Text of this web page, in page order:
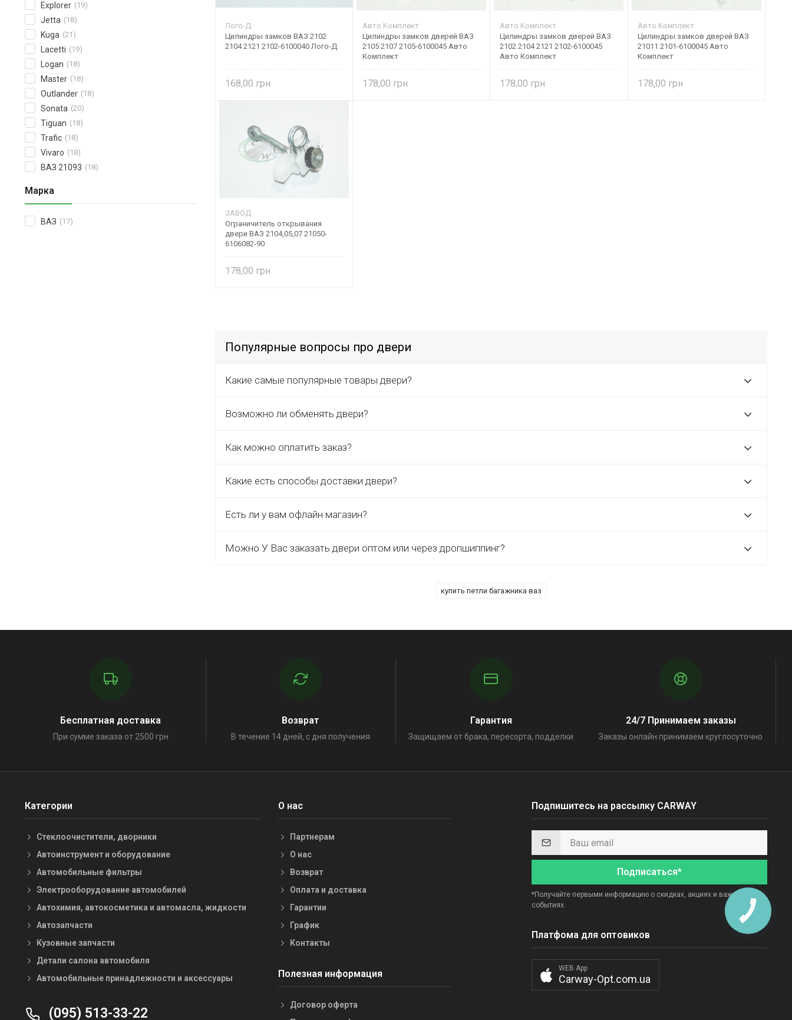
Explorer (19)
Jetta (18)
Kuga (21)
Lacetti (19)
Logan (18)
Master (18)
Outlander (18)
Sonata (20)
Tiguan (18)
Trafic (18)
Vivaro (18)
ВАЗ 21093 (18)
Марка
ВАЗ (17)
Лого-Д
Цилиндры замков ВАЗ 2102
2104 2121 2102-6100040 Лого-Д
168,00
Авто Комплект
Цилиндры замков дверей ВАЗ
2105 2107 2105-6100045 Авто
Комплект
178,00
Авто Комплект
Цилиндры замков дверей ВАЗ
2102 2104 2121 2102-6100045
Авто Комплект
178,00
Авто Комплект
Цилиндры замков дверей ВАЗ
21011 2101-6100045 Авто
Комплект
178,00
ЗАВОД
Ограничитель открывания
двери ВАЗ 2104,05,07 21050-
6106082-90
178,00
Популярные вопросы про двери
Какие самые популярные товары двери?
Возможно ли обменять двери?
Как можно оплатить заказ?
Какие есть способы доставки двери?
Есть ли у вам офлайн магазин?
Можно У Вас заказать двери оптом или через дропшиппинг?
купить петли багажника ваз
Бесплатная доставка
При сумме заказа от 2500 грн
Возврат
В течение 14 дней, с дня получения
Гарантия
Защищаем от брака, пересорта, подделки
24/7 Принимаем заказы
Заказы онлайн принимаем круглосуточно
Категории
Стеклоочистители, дворники
Автоинструмент и оборудование
Автомобильные фильтры
Электрооборудование автомобилей
Автохимия, автокосметика и автомасла, жидкости
Автозапчасти
Кузовные запчасти
Детали салона автомобиля
Автомобильные принадлежности и аксессуары
(095) 513-33-22
О нас
Партнерам
О нас
Возврат
Оплата и доставка
Гарантии
График
Контакты
Полезная информация
Договор оферта
Подпишитесь на рассылку CARWAY
Подписаться*
*Получайте первыми информацию о скидках, акциях и важных
событиях.
Платфома для оптовиков
WEB App
Carway-Opt.com.ua